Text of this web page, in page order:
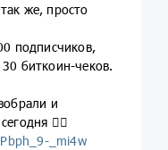
же, просто
подписчиков,
биткоин-чеков.
и
👉🏼
_mi4w